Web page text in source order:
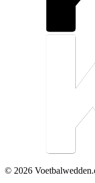
© 2026